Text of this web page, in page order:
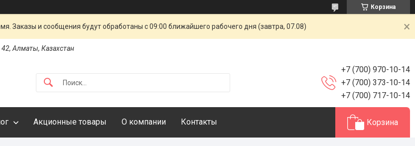
Корзина
Заказы и сообщения будут обработаны с 09:00 ближайшего рабочего дня (завтра, 07.08)
Алматы, Казахстан
+7 (700) 970-10-14
+7 (700) 373-10-14
+7 (700) 717-10-14
Акционные товары О компании Контакты Корзина